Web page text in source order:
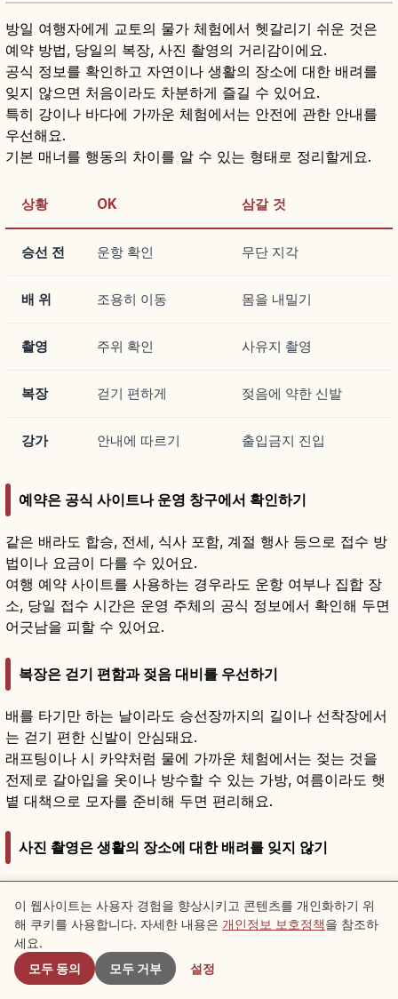
방일 여행자에게 교토의 물가 체험에서 헷갈리기 쉬운 것은
예약 방법, 당일의 복장, 사진 촬영의 거리감이에요.
공식 정보를 확인하고 자연이나 생활의 장소에 대한 배려를
잊지 않으면 처음이라도 차분하게 즐길 수 있어요.
특히 강이나 바다에 가까운 체험에서는 안전에 관한 안내를
우선해요.
기본 매너를 행동의 차이를 알 수 있는 형태로 정리할게요.
상황 OK 삼갈 것
승선 전 운항 확인 무단 지각
배 위 조용히 이동 몸을 내밀기
촬영 주위 확인 사유지 촬영
복장 걷기 편하게 젖음에 약한 신발
강가 안내에 따르기 출입금지 진입
예약은 공식 사이트나 운영 창구에서 확인하기
같은 배라도 합승, 전세, 식사 포함, 계절 행사 등으로 접수 방
법이나 요금이 다를 수 있어요.
여행 예약 사이트를 사용하는 경우라도 운항 여부나 집합 장
소, 당일 접수 시간은 운영 주체의 공식 정보에서 확인해 두면
어긋남을 피할 수 있어요.
복장은 걷기 편함과 젖음 대비를 우선하기
배를 타기만 하는 날이라도 승선장까지의 길이나 선착장에서
는 걷기 편한 신발이 안심돼요.
래프팅이나 시 카약처럼 물에 가까운 체험에서는 젖는 것을
전제로 갈아입을 옷이나 방수할 수 있는 가방, 여름이라도 햇
볕 대책으로 모자를 준비해 두면 편리해요.
사진 촬영은 생활의 장소에 대한 배려를 잊지 않기
동시에 지역의 생활이 있어요.
사람의 얼굴, 가게 안, 사유지, 주거가 찍히는 경우에는 촬영해
도 되는 곳인지 의식하고, 가까운 거리에서의 무단 촬영은 피
해요.
근처 스팟
이 웹사이트는 사용자 경험을 향상시키고 콘텐츠를 개인화하기 위
해 쿠키를 사용합니다. 자세한 내용은 개인정보 보호정책을 참조하
세요.
모두 동의
모두 거부 설정